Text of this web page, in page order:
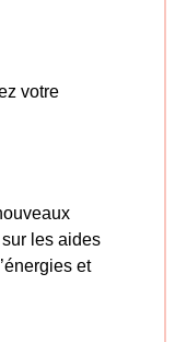
votre
les aides
et